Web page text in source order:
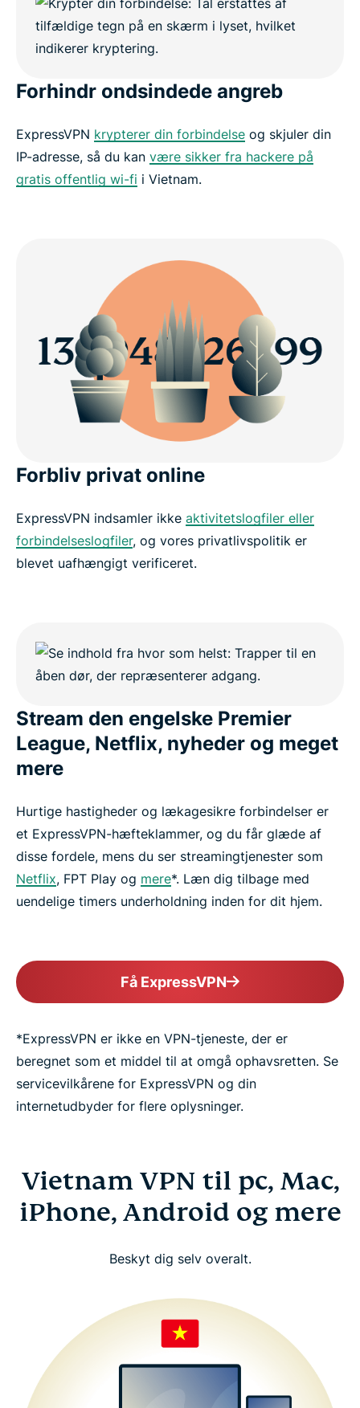
Is using a VPN legal in Vietnam?
Vietnam VPN FAQs
ExpressVPN for all countries
Forhindr ondsindede angreb
ExpressVPN krypterer din forbindelse og skjuler din
IP-adresse, så du kan være sikker fra hackere på
gratis offentlig wi-fi i Vietnam.
Forbliv privat online
ExpressVPN indsamler ikke aktivitetslogfiler eller
forbindelseslogfiler, og vores privatlivspolitik er
blevet uafhængigt verificeret.
Stream den engelske Premier
League, Netflix, nyheder og meget
mere
Hurtige hastigheder og lækagesikre forbindelser er
et ExpressVPN-hæfteklammer, og du får glæde af
disse fordele, mens du ser streamingtjenester som
Netflix, FPT Play og mere*. Læn dig tilbage med
uendelige timers underholdning inden for dit hjem.
Få ExpressVPN
*ExpressVPN er ikke en VPN-tjeneste, der er
beregnet som et middel til at omgå ophavsretten. Se
servicevilkårene for ExpressVPN og din
internetudbyder for flere oplysninger.
Vietnam VPN til pc, Mac,
iPhone, Android og mere
Beskyt dig selv overalt.